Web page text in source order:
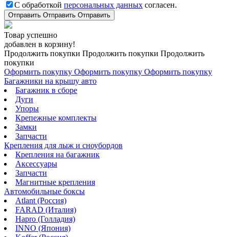
С обработкой персональных данных согласен.
Отправить Отправить Отправить
Товар успешно
добавлен в корзину!
Продолжить покупки Продолжить покупки Продолжить
покупки
Оформить покупку Оформить покупку Оформить покупку
Багажники на крышу авто
Багажник в сборе
Дуги
Упоры
Крепежные комплекты
Замки
Запчасти
Крепления для лыж и сноубордов
Крепления на багажник
Аксессуары
Запчасти
Магнитные крепления
Автомобильные боксы
Atlant (Россия)
FARAD (Италия)
Hapro (Голладия)
INNO (Япония)